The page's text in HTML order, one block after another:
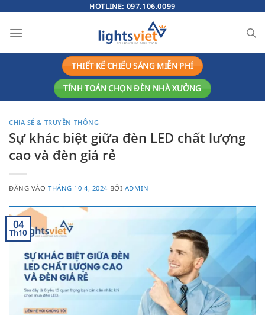
nội
dung
HOTLINE: 097.106.0099
THIẾT KẾ CHIẾU SÁNG MIỄN PHÍ
TÍNH TOÁN CHỌN ĐÈN NHÀ XƯỞNG
CHIA SẺ & TRUYỀN THÔNG
Sự khác biệt giữa đèn LED chất lượng
cao và đèn giá rẻ
ĐĂNG VÀOTHÁNG 10 4, 2024 BỞI ADMIN
04
Th10